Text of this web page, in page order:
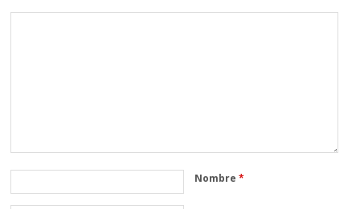
Nombre*